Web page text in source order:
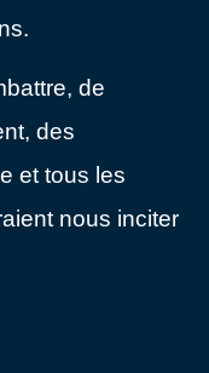
de
des
et tous les
nous inciter